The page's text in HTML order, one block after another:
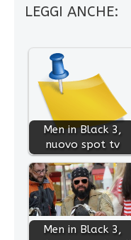
LEGGI ANCHE:
Men in Black 3,
nuovo spot tv
Men in Black 3,